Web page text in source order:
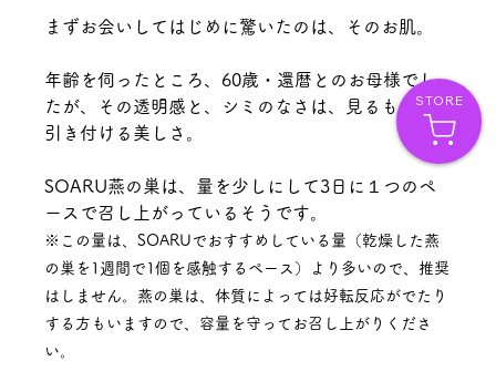
STORE
まずお会いしてはじめに驚いたのは、そのお肌。
年齢を伺ったところ、60歳・還暦とのお母様でし
たが、その透明感と、シミのなさは、見るものを
引き付ける美しさ。
SOARU燕の巣は、量を少しにして3日に１つのペ
ースで召し上がっているそうです。
※この量は、SOARUでおすすめしている量（乾燥した燕
の巣を1週間で1個を感触するペース）より多いので、推奨
はしません。燕の巣は、体質によっては好転反応がでたり
する方もいますので、容量を守ってお召し上がりくださ
い。